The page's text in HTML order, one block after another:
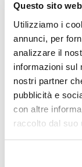
Questo sito
Utilizziamo i
annunci, per
analizzare il
informazioni sul
nostri partner
pubblicità e
con altre
raccolto dal suo
offrire
aumentare
esponenziale.